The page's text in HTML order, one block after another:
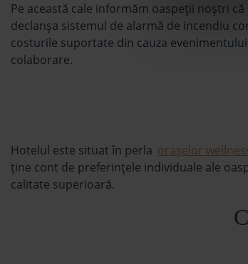
Pe această cale informăm oaspeţii noştri
declanşa sistemul de alarmă de incendiu
costurile suportate din cauza
colaborare.
Hotelul este situat în perla oraşelor
ţine cont de preferinţele individuale ale
calitate superioară.